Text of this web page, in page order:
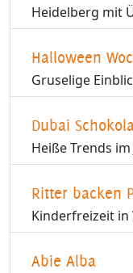
Heidelberg mit
Halloween
Gruselige
Dubai
Heiße Trends
Ritter backen
Kinderfreizeit
Abie Alba